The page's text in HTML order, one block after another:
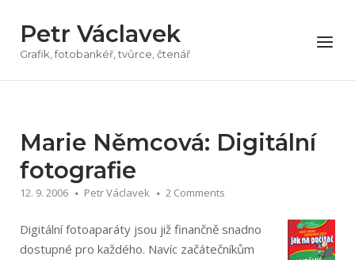
obsah
Petr Václavek
Grafik, fotobankéř, tvůrce, čtenář
Menu
Marie Němcová: Digitální
fotografie
12. 9. 2006 Petr Václavek 2 Comments
Digitální fotoaparáty jsou již finančně snadno
dostupné pro každého. Navíc začátečníkům